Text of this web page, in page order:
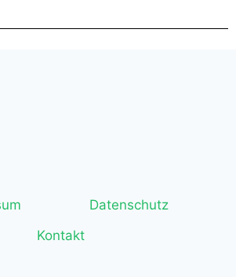
Datenschutz
Kontakt